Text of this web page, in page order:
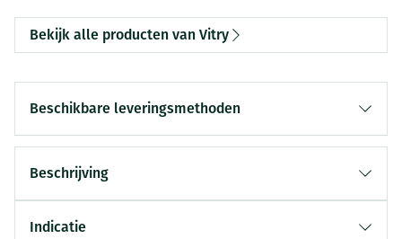
Bekijk alle producten van Vitry
Beschikbare leveringsmethoden
Beschrijving
Indicatie